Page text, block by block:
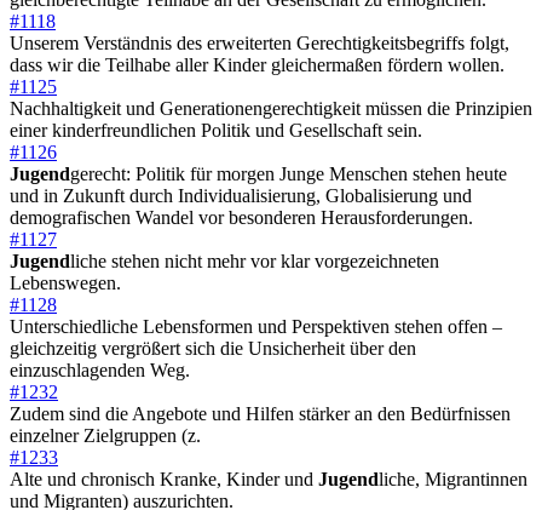
#1118
Unserem Verständnis des erweiterten Gerechtigkeitsbegriffs folgt,
dass wir die Teilhabe aller Kinder gleichermaßen fördern wollen.
#1125
Nachhaltigkeit und Generationengerechtigkeit müssen die Prinzipien
einer kinderfreundlichen Politik und Gesellschaft sein.
#1126
Jugendgerecht: Politik für morgen Junge Menschen stehen heute
und in Zukunft durch Individualisierung, Globalisierung und
demografischen Wandel vor besonderen Herausforderungen.
#1127
Jugendliche stehen nicht mehr vor klar vorgezeichneten
Lebenswegen.
#1128
Unterschiedliche Lebensformen und Perspektiven stehen offen –
gleichzeitig vergrößert sich die Unsicherheit über den
einzuschlagenden Weg.
#1232
Zudem sind die Angebote und Hilfen stärker an den Bedürfnissen
einzelner Zielgruppen (z.
#1233
Alte und chronisch Kranke, Kinder und Jugendliche, Migrantinnen
und Migranten) auszurichten.